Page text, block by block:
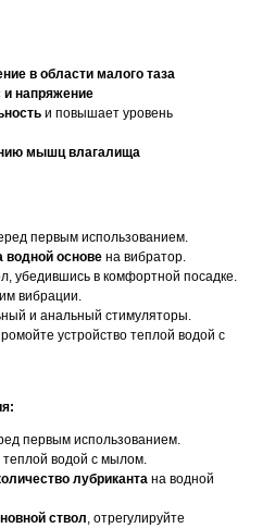
в области малого таза
и напряжение
и повышает уровень
мышц влагалища
первым использованием.
водной основе на вибратор.
убедившись в комфортной посадке.
вибрации.
и анальный стимуляторы.
устройство теплой водой с
первым использованием.
теплой водой с мылом.
лубриканта на водной
ствол, отрегулируйте